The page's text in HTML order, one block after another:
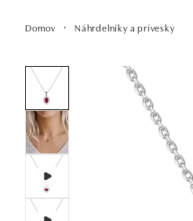
Domov Náhrdelníky a prívesky